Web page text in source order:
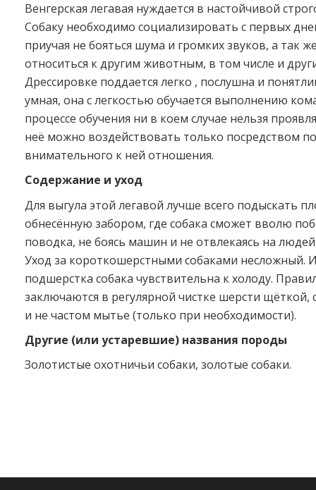
Венгерская легавая нуждается в настойчивой
Собаку необходимо социализировать с первых
приучая не бояться шума и громких звуков, а так
относиться к другим животным, в том числе и
Дрессировке поддается легко , послушна и
умная, она с легкостью обучается выполнению
процессе обучения ни в коем случае нельзя
неё можно воздействовать только посредством
внимательного к ней отношения.
Содержание и уход
Для выгула этой легавой лучше всего подыскать
обнесённую забором, где собака сможет вволю
поводка, не боясь машин и не отвлекаясь на
Уход за короткошерстными собаками несложный.
подшерстка собака чувствительна к холоду.
заключаются в регулярной чистке шерсти щёткой,
и не частом мытье (только при необходимости).
Другие (или устаревшие) названия породы
Золотистые охотничьи собаки, золотые собаки.